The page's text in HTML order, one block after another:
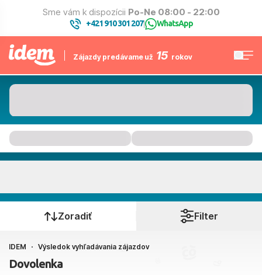
Sme vám k dispozícii Po-Ne 08:00 - 22:00
+421 910 301 207| WhatsApp
Zájazdy predávame už 15 rokov
Kedy cestujete?
Bratislava, Košice, Piešťany, Poprad
Zoradiť Filter
IDEM Výsledok vyhľadávania zájazdov
Dovolenka